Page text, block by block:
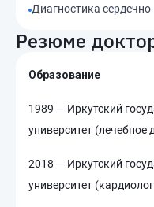
Диагностика
Резюме
Образование
1989 — Иркутский
университет (лечебное
2018 — Иркутский
университет